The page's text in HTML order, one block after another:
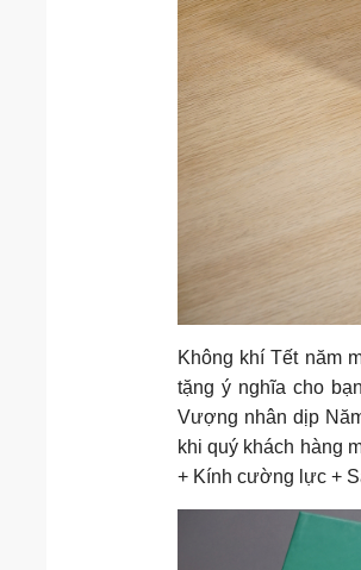
Không khí Tết năm
tặng ý nghĩa cho
Vượng nhân dịp
khi quý khách hàng
+ Kính cường lực +